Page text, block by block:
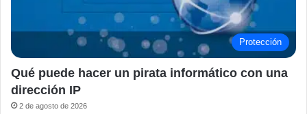
Protección
Qué puede hacer un pirata informático con una
dirección IP
2 de agosto de 2026